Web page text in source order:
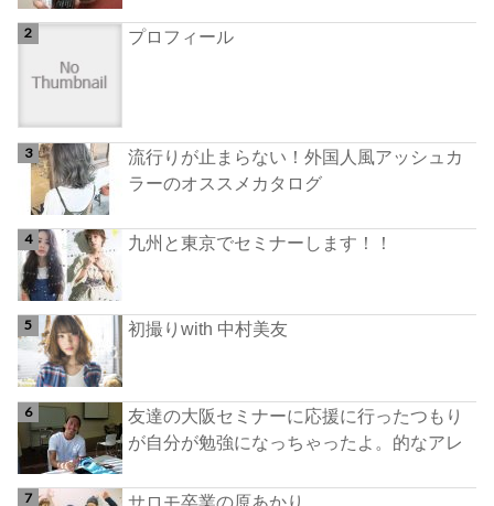
プロフィール
流行りが止まらない！外国人風アッシュカ
ラーのオススメカタログ
九州と東京でセミナーします！！
初撮りwith 中村美友
友達の大阪セミナーに応援に行ったつもり
が自分が勉強になっちゃったよ。的なアレ
サロモ卒業の原あかり